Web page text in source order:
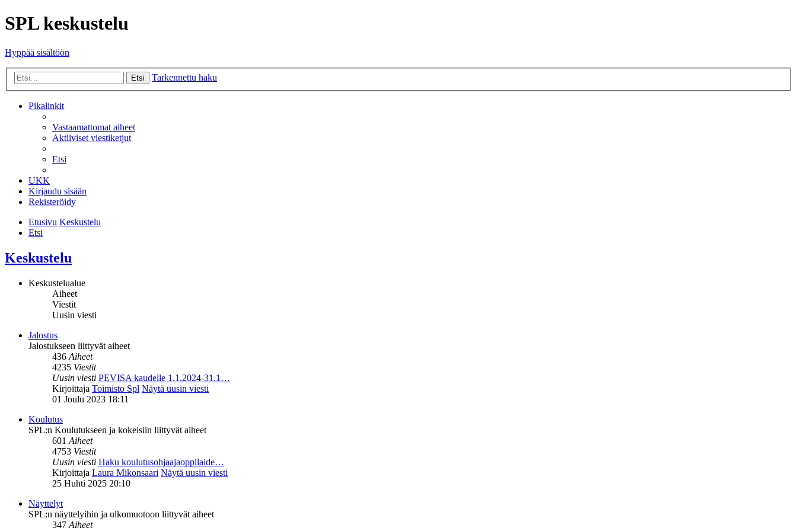
SPL keskustelu
Hyppää sisältöön
Etsi Tarkennettu haku
Pikalinkit
Vastaamattomat aiheet
Aktiiviset viestiketjut
Etsi
UKK
Kirjaudu sisään
Rekisteröidy
Etusivu Keskustelu
Etsi
Keskustelu
Keskustelualue
Aiheet
Viestit
Uusin viesti
Jalostus
Jalostukseen liittyvät aiheet
436 Aiheet
4235 Viestit
Uusin viesti PEVISA kaudelle 1.1.2024-31.1…
Kirjoittaja Toimisto Spl Näytä uusin viesti
01 Joulu 2023 18:11
Koulutus
SPL:n Koulutukseen ja kokeisiin liittyvät aiheet
601 Aiheet
4753 Viestit
Uusin viesti Haku koulutusohjaajaoppilaide…
Kirjoittaja Laura Mikonsaari Näytä uusin viesti
25 Huhti 2025 20:10
Näyttelyt
SPL:n näyttelyihin ja ulkomuotoon liittyvät aiheet
347 Aiheet